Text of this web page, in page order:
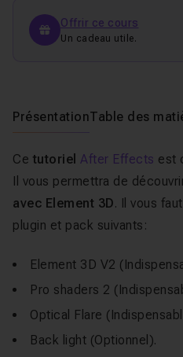
Offrir ce cours
Un cadeau utile.
PrésentationTable des
Ce tutoriel After Effects est
Il vous permettra de
avec Element 3D. Il vous
plugin et pack suivants:
Element 3D V2
Pro shaders 2
Optical Flare
Back light (Optionnel).